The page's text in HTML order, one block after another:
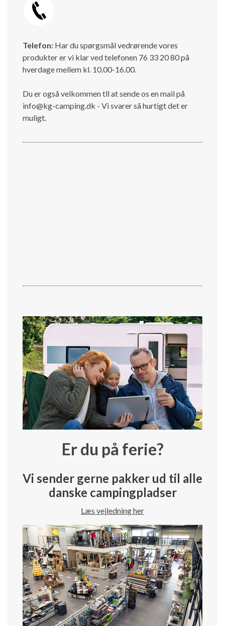
Telefon: Har du spørgsmål vedrørende vores
produkter er vi klar ved telefonen 76 33 20 80 på
hverdage mellem kl. 10.00-16.00.
Du er også velkommen tll at sende os en mail på
info@kg-camping.dk - Vi svarer så hurtigt det er
muligt.
Er du på ferie?
Vi sender gerne pakker ud til alle
danske campingpladser
Læs vejledning her